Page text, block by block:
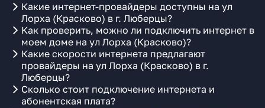
Какие интернет-провайдеры доступны на ул
Лорха (Красково) в г. Люберцы?
Как проверить, можно ли подключить интернет в
моем доме на ул Лорха (Красково)?
Какие скорости интернета предлагают
провайдеры на ул Лорха (Красково) в г.
Люберцы?
Сколько стоит подключение интернета и
абонентская плата?